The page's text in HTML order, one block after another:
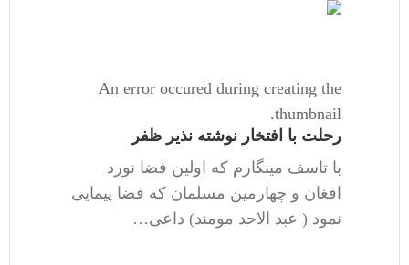
An error occured during creating the
thumbnail.
رحلت با افتخار نوشته نذیر ظفر
با تاسف مینگارم که اولین فضا نورد
افغان و چهارمین مسلمان که فضا پیمایی
نمود ( عبد الاحد مومند) داعی…